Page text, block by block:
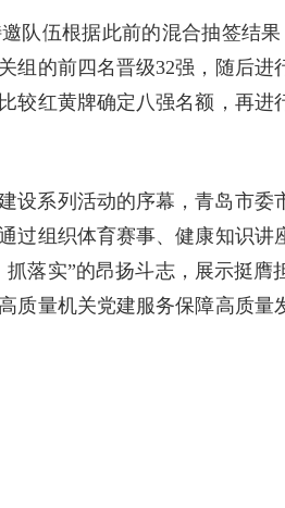
队伍根据此前的混合抽签结
组的前四名晋级32强，随后进
较红黄牌确定八强名额，再进
设系列活动的序幕，青岛市委
过组织体育赛事、健康知识讲
落实”的昂扬斗志，展示挺膺
质量机关党建服务保障高质量